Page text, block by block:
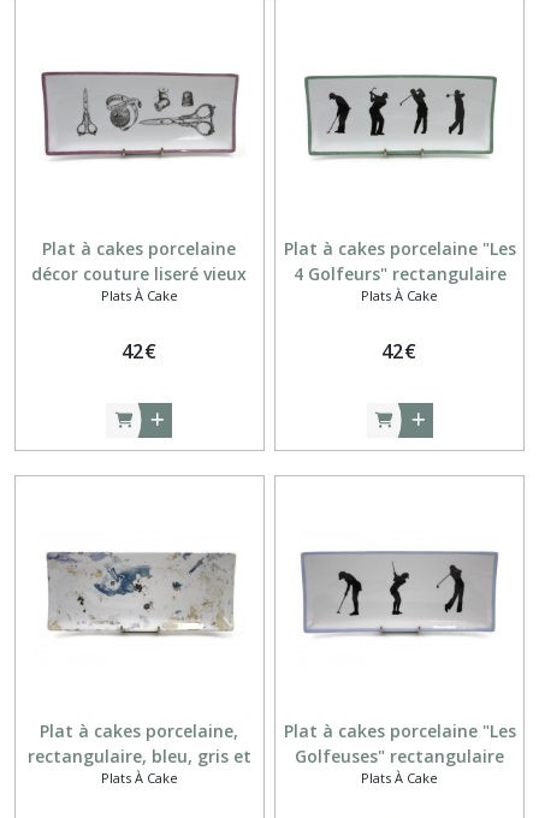
Plat à cakes porcelaine
décor couture liseré vieux
rose
Plats À Cake
42€
Plat à cakes porcelaine "Les
4 Golfeurs" rectangulaire
vert lande et noir
Plats À Cake
42€
Plat à cakes porcelaine,
rectangulaire, bleu, gris et
ambre
Plats À Cake
Plat à cakes porcelaine "Les
Golfeuses" rectangulaire
bleu ciel et noir
Plats À Cake